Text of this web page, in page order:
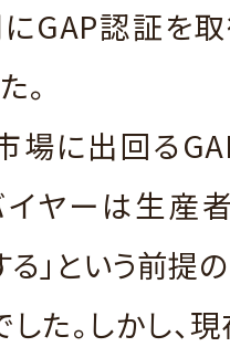
GAP認証を
。
場に出回る
ヤーは生産
」という前提
た。しかし、